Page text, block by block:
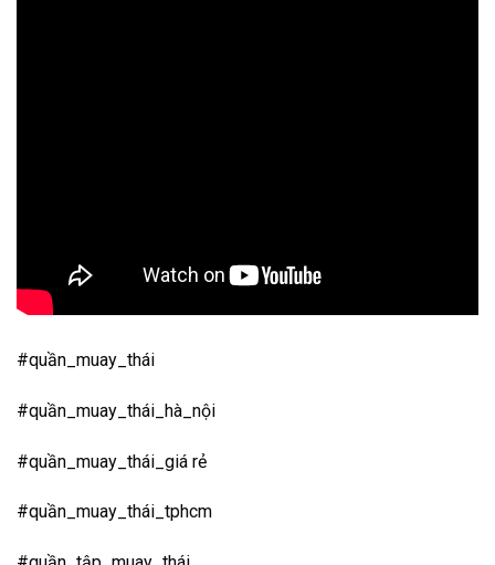
#quần_muay_thái
#quần_muay_thái_hà_nội
#quần_muay_thái_giá rẻ
#quần_muay_thái_tphcm